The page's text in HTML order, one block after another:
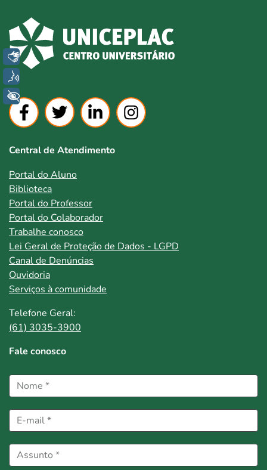
Central de Atendimento
Portal do Aluno
Biblioteca
Portal do Professor
Portal do Colaborador
Trabalhe conosco
Lei Geral de Proteção de Dados - LGPD
Canal de Denúncias
Ouvidoria
Serviços à comunidade
Telefone Geral:
(61) 3035-3900
Fale conosco
Libras
+ Acessibilidade